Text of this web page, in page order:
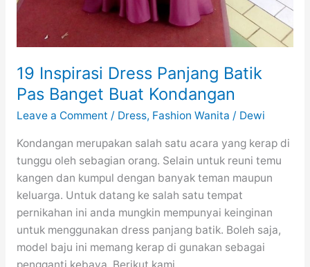
19 Inspirasi Dress Panjang Batik
Pas Banget Buat Kondangan
Leave a Comment / Dress, Fashion Wanita / Dewi
Kondangan merupakan salah satu acara yang kerap di
tunggu oleh sebagian orang. Selain untuk reuni temu
kangen dan kumpul dengan banyak teman maupun
keluarga. Untuk datang ke salah satu tempat
pernikahan ini anda mungkin mempunyai keinginan
untuk menggunakan dress panjang batik. Boleh saja,
model baju ini memang kerap di gunakan sebagai
pengganti kebaya. Berikut kami